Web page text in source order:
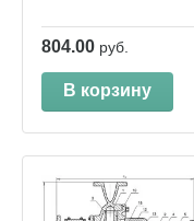
804.00 руб.
В корзину